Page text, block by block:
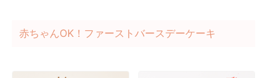
赤ちゃんOK！ファーストバースデーケーキ